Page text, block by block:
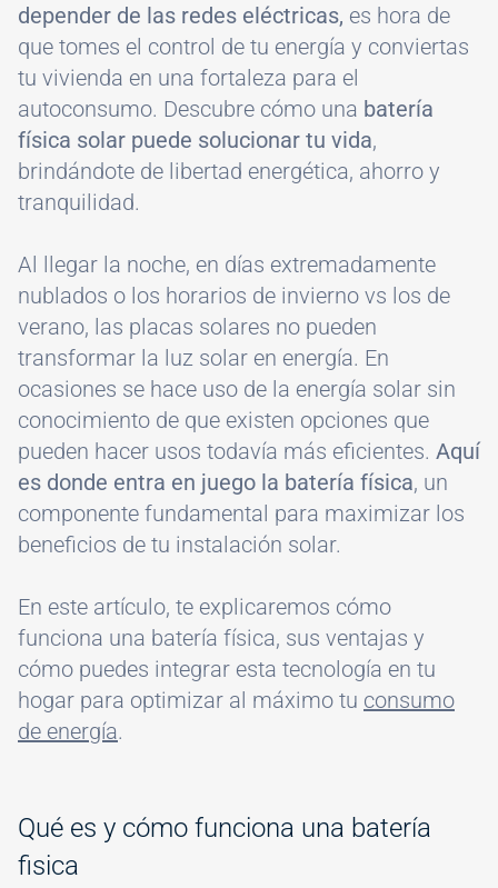
depender de las redes eléctricas, es hora de
que tomes el control de tu energía y conviertas
tu vivienda en una fortaleza para el
autoconsumo. Descubre cómo una batería
física solar puede solucionar tu vida,
brindándote de libertad energética, ahorro y
tranquilidad.
Al llegar la noche, en días extremadamente
nublados o los horarios de invierno vs los de
verano, las placas solares no pueden
transformar la luz solar en energía. En
ocasiones se hace uso de la energía solar sin
conocimiento de que existen opciones que
pueden hacer usos todavía más eficientes. Aquí
es donde entra en juego la batería física, un
componente fundamental para maximizar los
beneficios de tu instalación solar.
En este artículo, te explicaremos cómo
funciona una batería física, sus ventajas y
cómo puedes integrar esta tecnología en tu
hogar para optimizar al máximo tu consumo
de energía.
Qué es y cómo funciona una batería
fisica